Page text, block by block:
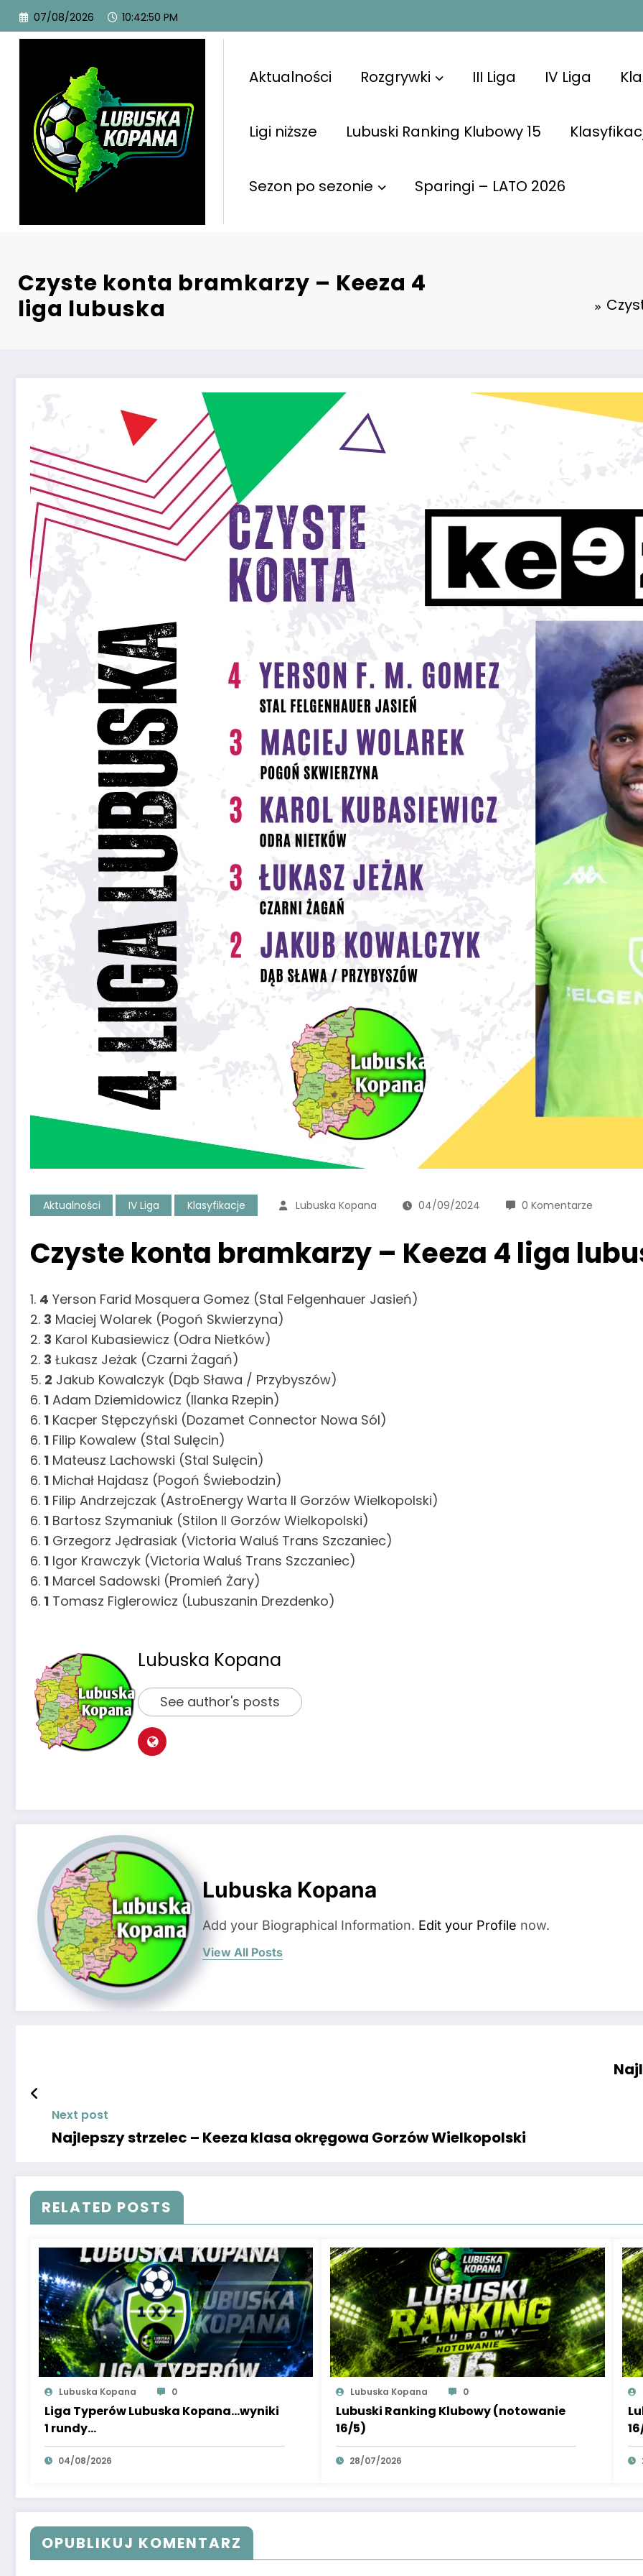
07/08/2026 10:42:51 PM
Aktualności Rozgrywki III Liga IV Liga
Ligi niższe Lubuski Ranking Klubowy 15
Sezon po sezonie Sparingi – LATO 2026
Czyste konta bramkarzy – Keeza 4
liga lubuska
Aktualności IV Liga Klasyfikacje Lubuska Kopana 04/09/2024 0 Komentarze
Czyste konta bramkarzy – Keeza 4 liga
1. 4 Yerson Farid Mosquera Gomez (Stal Felgenhauer Jasień)
2. 3 Maciej Wolarek (Pogoń Skwierzyna)
2. 3 Karol Kubasiewicz (Odra Nietków)
2. 3 Łukasz Jeżak (Czarni Żagań)
5. 2 Jakub Kowalczyk (Dąb Sława / Przybyszów)
6. 1 Adam Dziemidowicz (Ilanka Rzepin)
6. 1 Kacper Stępczyński (Dozamet Connector Nowa Sól)
6. 1 Filip Kowalew (Stal Sulęcin)
6. 1 Mateusz Lachowski (Stal Sulęcin)
6. 1 Michał Hajdasz (Pogoń Świebodzin)
6. 1 Filip Andrzejczak (AstroEnergy Warta II Gorzów Wielkopolski)
6. 1 Bartosz Szymaniuk (Stilon II Gorzów Wielkopolski)
6. 1 Grzegorz Jędrasiak (Victoria Waluś Trans Szczaniec)
6. 1 Igor Krawczyk (Victoria Waluś Trans Szczaniec)
6. 1 Marcel Sadowski (Promień Żary)
6. 1 Tomasz Figlerowicz (Lubuszanin Drezdenko)
Lubuska Kopana
See author's posts
Lubuska Kopana
Add your Biographical Information. Edit your Profile now.
View All Posts
Next post
Najlepszy strzelec – Keeza klasa okręgowa Gorzów Wielkopolski
RELATED POSTS
Lubuska Kopana 0
Liga Typerów Lubuska Kopana…wyniki
1 rundy…
04/08/2026
Lubuska Kopana 0
Lubuski Ranking Klubowy (notowanie
16/5)
28/07/2026
OPUBLIKUJ KOMENTARZ